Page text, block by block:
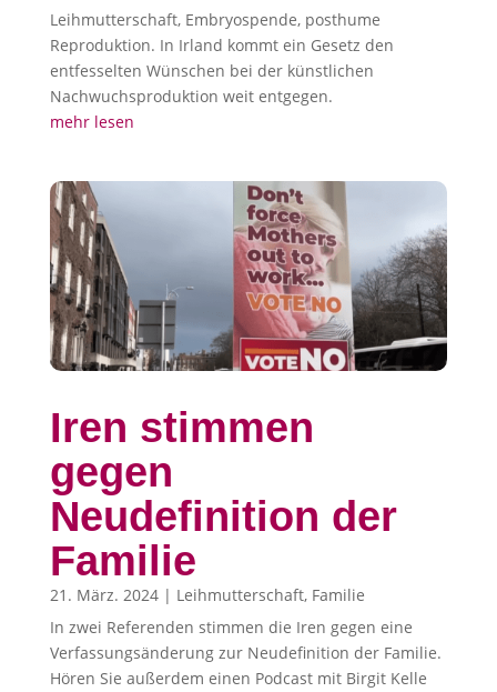
Leihmutterschaft, Embryospende, posthume
Reproduktion. In Irland kommt ein Gesetz den
entfesselten Wünschen bei der künstlichen
Nachwuchsproduktion weit entgegen.
mehr lesen
Iren stimmen
gegen
Neudefinition der
Familie
21. März. 2024| Leihmutterschaft, Familie
In zwei Referenden stimmen die Iren gegen eine
Verfassungsänderung zur Neudefinition der Familie.
Hören Sie außerdem einen Podcast mit Birgit Kelle